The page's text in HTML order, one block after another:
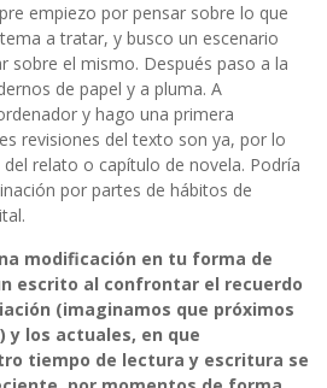
empiezo por pensar sobre lo que
a tratar, y busco un escenario
sobre el mismo. Después paso a la
de papel y a pluma. A
y hago una primera
revisiones del texto son ya, por lo
relato o capítulo de novela. Podría
por partes de hábitos de
modificación en tu forma de
escrito al confrontar el recuerdo
(imaginamos que próximos
y los actuales, en que
tiempo de lectura y escritura se